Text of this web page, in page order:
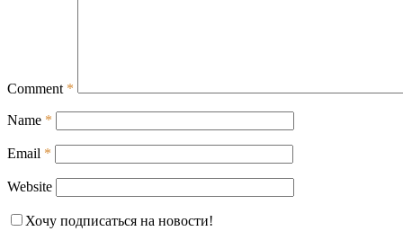
Comment *
Name *
Email *
Website
Хочу подписаться на новости!